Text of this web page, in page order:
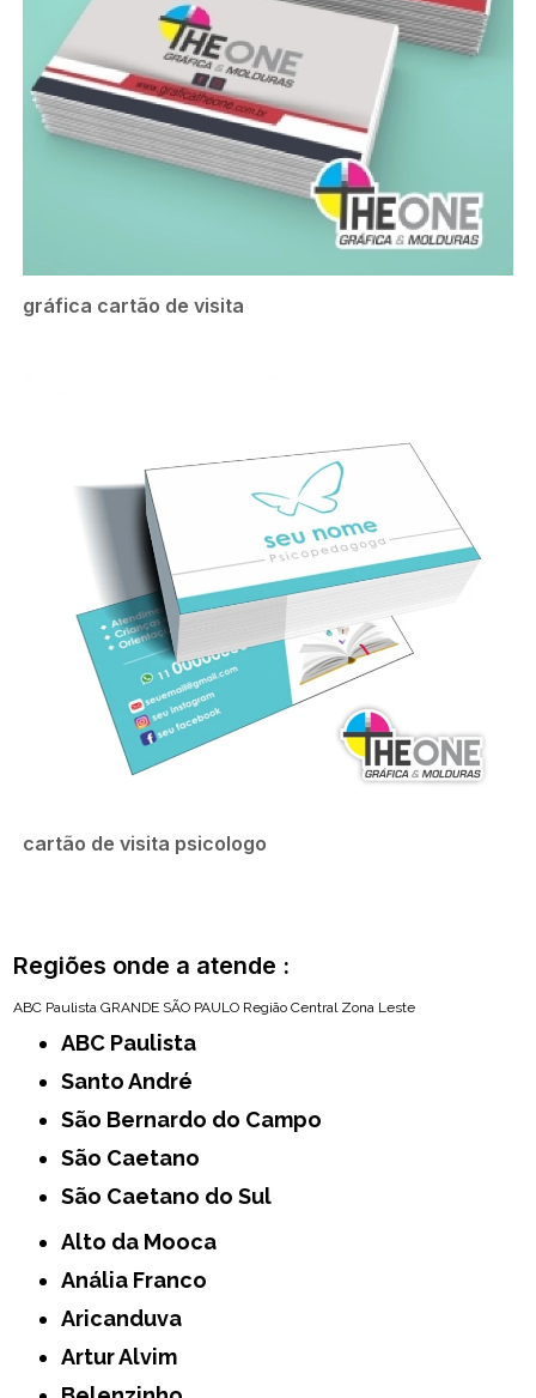
gráfica cartão de visita
cartão de visita psicologo
Regiões onde a atende :
ABC Paulista GRANDE SÃO PAULO Região Central Zona Leste
ABC Paulista
Santo André
São Bernardo do Campo
São Caetano
São Caetano do Sul
Alto da Mooca
Anália Franco
Aricanduva
Artur Alvim